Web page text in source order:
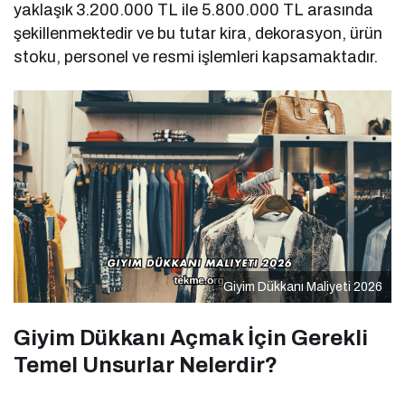
yaklaşık 3.200.000 TL ile 5.800.000 TL arasında
şekillenmektedir ve bu tutar kira, dekorasyon, ürün
stoku, personel ve resmi işlemleri kapsamaktadır.
Giyim Dükkanı Maliyeti 2026
Giyim Dükkanı Açmak İçin Gerekli
Temel Unsurlar Nelerdir?